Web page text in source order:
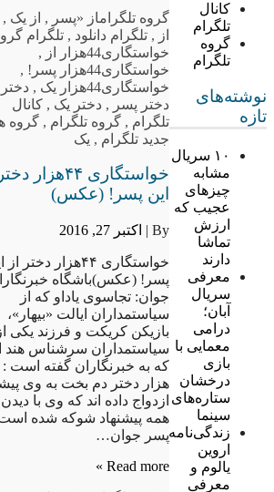
کانال
تلگرام
گروه
تلگرام
نوشته‌های
تازه
۱۰ سریال
مشابه
چیزهای
عجیب که
ارزش
تماشا
دارند
معرفی
سریال
آبان؛
درامی
معمایی با
بازی
درخشان
ستاره‌های
سینما
زندگی‌نامه
اروین
یالوم و
معرفی
گروه تلگراماز «پسر , از یک ,
از , تلگرام دانلود , تلگرام
خواستگاری44هزار از
,
خواستگاری44هزار پسر!
,
خواستگاری44هزار یک
, دختر
دختر پسر , دختر یک , کانال
تلگرام , گروه تلگرام , گروه
جدید تلگرام , یک
خواستگاری ۴۴هزار
این پسر! (عکس)
By | اکتبر 27, 2016
خواستگاری ۴۴هزار دختر
پسر! (عکس)باشگاه
جوان: تجاسوی یاداو که از
سیاستمداران ایالت «بیهار»،
بازیکن کریکت و فرزند یکی از
سیاستمداران سرشناس
هزار دختر دم بخت به وی
ازدواج داده اند که وی با
همه پیشنهاد شوکه شده
پسر جوان…
Read more »